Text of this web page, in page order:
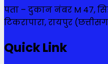
पता – दुकान नंबर M 47,
टिकरापारा, रायपुर
Quick Link